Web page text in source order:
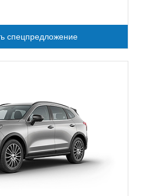
спецпредложение